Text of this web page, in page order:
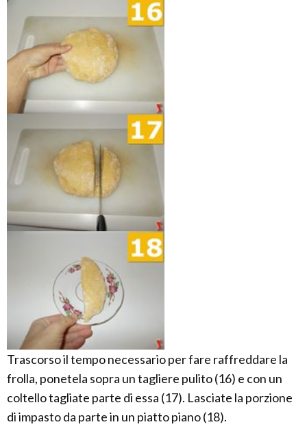
Trascorso il tempo necessario per fare raffreddare la
frolla, ponetela sopra un tagliere pulito (16) e con un
coltello tagliate parte di essa (17). Lasciate la porzione
di impasto da parte in un piatto piano (18).